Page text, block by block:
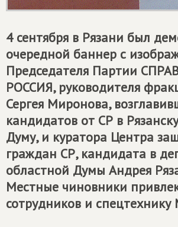
4 сентября в Рязани был
очередной баннер с
Председателя Партии
РОССИЯ, руководителя
Сергея Миронова,
кандидатов от СР в
Думу, и куратора Центра
граждан СР, кандидата в
областной Думы Андрея
Местные чиновники
сотрудников и